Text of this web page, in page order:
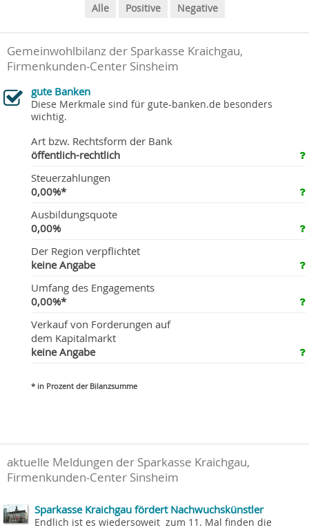
Alle Positive Negative
Gemeinwohlbilanz der Sparkasse Kraichgau,
Firmenkunden-Center Sinsheim
gute Banken
Diese Merkmale sind für gute-banken.de besonders
wichtig.
Art bzw. Rechtsform der Bank
öffentlich-rechtlich
Steuerzahlungen
0,00%*
Ausbildungsquote
0,00%
Der Region verpflichtet
keine Angabe
Umfang des Engagements
0,00%*
Verkauf von Forderungen auf
dem Kapitalmarkt
keine Angabe
* in Prozent der Bilanzsumme
aktuelle Meldungen der Sparkasse Kraichgau,
Firmenkunden-Center Sinsheim
Sparkasse Kraichgau fördert Nachwuchskünstler
Endlich ist es wiedersoweit  zum 11. Mal finden die